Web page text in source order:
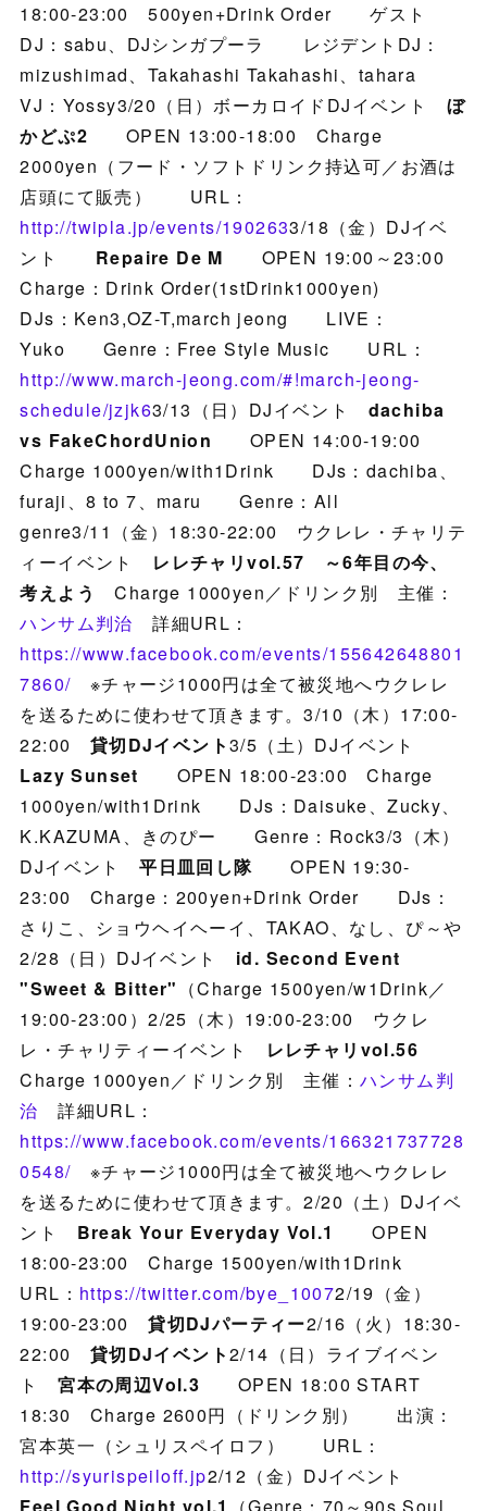
18:00-23:00 500yen+Drink Order ゲスト
DJ：sabu、DJシンガプーラ レジデントDJ：
mizushimad、Takahashi Takahashi、tahara
VJ：Yossy3/20（日）ボーカロイドDJイベント ぼ
かどぷ2 OPEN 13:00-18:00 Charge
2000yen（フード・ソフトドリンク持込可／お酒は
店頭にて販売） URL：
http://twipla.jp/events/1902633/18（金）DJイベ
ント Repaire De M OPEN 19:00～23:00
Charge：Drink Order(1stDrink1000yen)
DJs：Ken3,OZ-T,march jeong LIVE：
Yuko Genre：Free Style Music URL：
http://www.march-jeong.com/#!march-jeong-
schedule/jzjk63/13（日）DJイベント dachiba
vs FakeChordUnion OPEN 14:00-19:00
Charge 1000yen/with1Drink DJs：dachiba、
furaji、8 to 7、maru Genre：All
genre3/11（金）18:30-22:00 ウクレレ・チャリテ
ィーイベント レレチャリvol.57 ～6年目の今、
考えよう
Charge 1000yen／ドリンク別 主催：
ハンサム判治 詳細URL：
https://www.facebook.com/events/155642648801
7860/ ※チャージ1000円は全て被災地へウクレレ
を送るために使わせて頂きます。3/10（木）17:00-
22:00 貸切DJイベント3/5（土）DJイベント
Lazy Sunset OPEN 18:00-23:00 Charge
1000yen/with1Drink DJs：Daisuke、Zucky、
K.KAZUMA、きのぴー Genre：Rock3/3（木）
DJイベント平日皿回し隊 OPEN 19:30-
23:00 Charge：200yen+Drink Order DJs：
さりこ、ショウヘイヘーイ、TAKAO、なし、ぴ～や
2/28（日）DJイベント id. Second Event
"Sweet & Bitter" （Charge 1500yen/w1Drink／
19:00-23:00）2/25（木）19:00-23:00 ウクレ
レ・チャリティーイベント
レレチャリvol.56
Charge 1000yen／ドリンク別 主催： ハンサム判
治 詳細URL：
https://www.facebook.com/events/166321737728
0548/ ※チャージ1000円は全て被災地へウクレレ
を送るために使わせて頂きます。2/20（土）DJイベ
ント Break Your Everyday Vol.1
OPEN
18:00-23:00 Charge 1500yen/with1Drink
URL： https://twitter.com/bye_10072/19（金）
19:00-23:00貸切DJパーティー2/16（火）18:30-
22:00 貸切DJイベント2/14（日）ライブイベン
ト宮本の周辺Vol.3 OPEN 18:00 START
18:30 Charge 2600円（ドリンク別） 出演：
宮本英一（シュリスペイロフ） URL：
http://syurispeiloff.jp2/12（金）DJイベント